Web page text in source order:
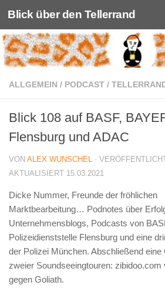
Unter dem Inhalt
Blick über den Tellerrand
ALLGEMEIN / PODCAST /
Blick 108 auf BASF,
Flensburg und ADAC
VON ALEX WUNSCHEL ·
AKTUALISIERT 15.03.2021
Dicke Nummer, Freunde der fröhlichen
Marktbearbeitung… Podnotes über
Unternehmensblogs, Podcasts von
Polizeidienststelle Flensburg und eine
der Polizei München. Abschließend eine
zweier Soundseeingtouren:
gegen Goliath.